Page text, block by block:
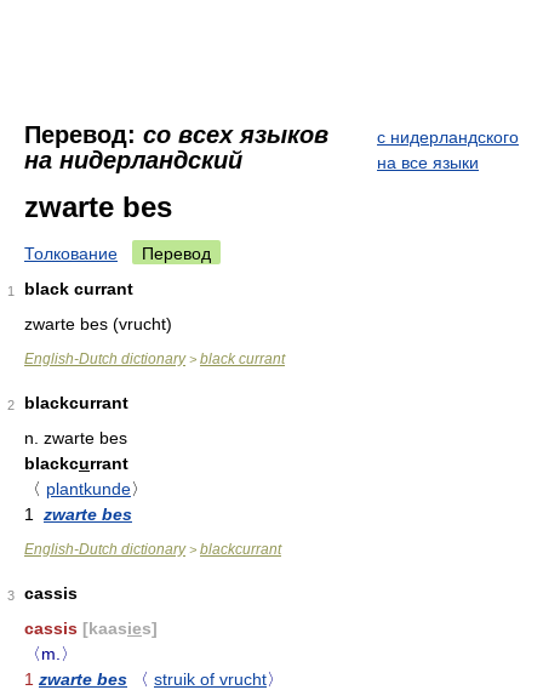
Перевод: со всех языков
на нидерландский
с нидерландского
на все языки
zwarte bes
Толкование Перевод
1
black currant
zwarte bes (vrucht)
English-Dutch dictionary> black currant
2
blackcurrant
n. zwarte bes
blackcurrant
〈 plantkunde〉
1
zwarte bes
English-Dutch dictionary> blackcurrant
3
cassis
cassis [kaasies]
〈m.〉
1 zwarte bes 〈 struik of vrucht〉